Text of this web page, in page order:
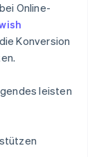
Online-
Konversion
leisten